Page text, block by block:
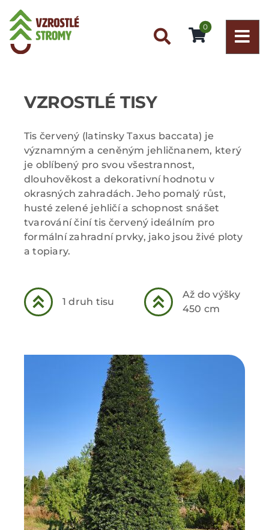
na
obsah
0
VZROSTLÉ TISY
Tis červený (latinsky Taxus baccata) je
významným a ceněným jehličnanem, který
je oblíbený pro svou všestrannost,
dlouhověkost a dekorativní hodnotu v
okrasných zahradách. Jeho pomalý růst,
husté zelené jehličí a schopnost snášet
tvarování činí tis červený ideálním pro
formální zahradní prvky, jako jsou živé ploty
a topiary.
1 druh tisu
Až do výšky
450 cm